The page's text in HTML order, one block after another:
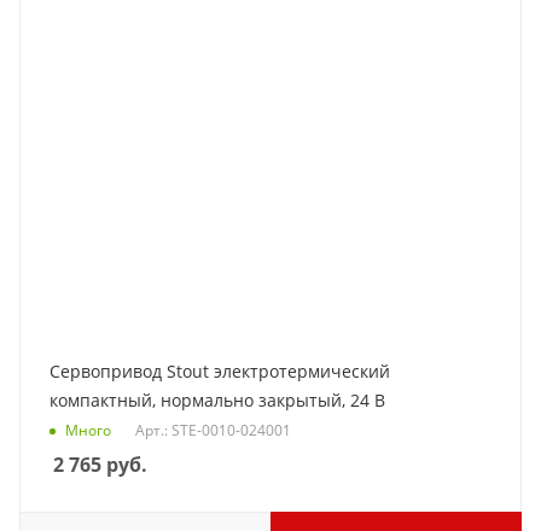
Сервопривод Stout электротермический
компактный, нормально закрытый, 24 В
Много Арт.: STE-0010-024001
2 765 руб.